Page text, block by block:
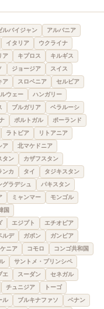
ルバイジャン
アルバニア
イタリア
ウクライナ
ア キプロス
キルギス
ジョージア
スイス
ア スロベニア
セルビア
ウェー
ハンガリー
ブルガリア
ベラルーシ
ポルトガル
ポーランド
ラトビア
リトアニア
ア 北マケドニア
タン
カザフスタン
ンカ タイ
タジキスタン
グラデシュ
パキスタン
ミャンマー
モンゴル
国
エジプト
エチオピア
ルデ ガボン
ガンビア
ケニア コモロ
コンゴ共和国
サントメ・プリンシペ
エ スーダン
セネガル
チュニジア
トーゴ
ル ブルキナファソ
ベナン